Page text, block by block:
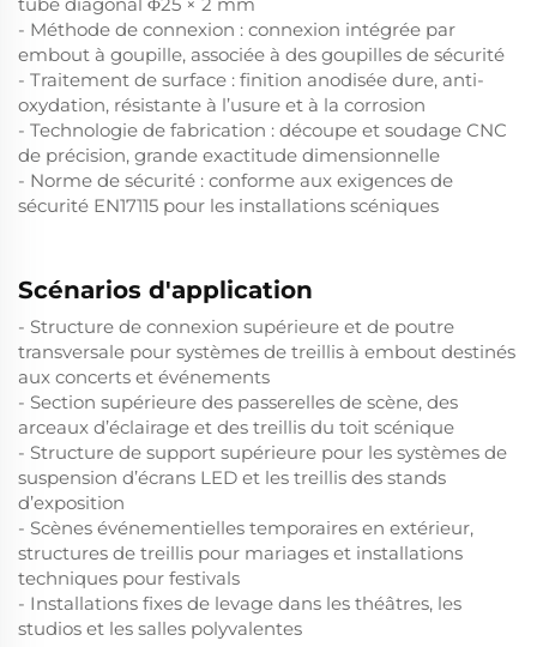
- Méthode de connexion : connexion intégrée par
embout à goupille, associée à des goupilles de sécurité
- Traitement de surface : finition anodisée dure, anti-
oxydation, résistante à l’usure et à la corrosion
- Technologie de fabrication : découpe et soudage CNC
de précision, grande exactitude dimensionnelle
- Norme de sécurité : conforme aux exigences de
sécurité EN17115 pour les installations scéniques
Scénarios d'application
- Structure de connexion supérieure et de poutre
transversale pour systèmes de treillis à embout destinés
aux concerts et événements
- Section supérieure des passerelles de scène, des
arceaux d’éclairage et des treillis du toit scénique
- Structure de support supérieure pour les systèmes de
suspension d’écrans LED et les treillis des stands
d’exposition
- Scènes événementielles temporaires en extérieur,
structures de treillis pour mariages et installations
techniques pour festivals
- Installations fixes de levage dans les théâtres, les
studios et les salles polyvalentes